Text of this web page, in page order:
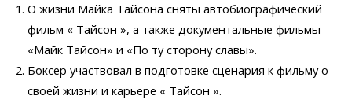
О жизни Майка Тайсона сняты автобиографический
фильм « Тайсон », а также документальные фильмы
«Майк Тайсон» и «По ту сторону славы».
Боксер участвовал в подготовке сценария к фильмуо
своей жизни и карьере « Тайсон ».